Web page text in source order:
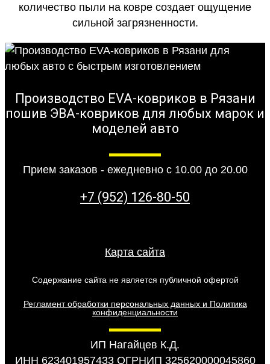
количество пыли на ковре создает ощущение
сильной загрязненности.
Производство EVA-ковриков в Рязани
пошив ЭВА-ковриков для любых марок и
моделей авто
Прием заказов - ежедневно с 10.00 до 20.00
+7 (952) 126-80-50
Карта сайта
Содержание сайта не является публичной офертой
Регламент обработки персональных данных и Политика
конфиденциальности
ИП Нагайцев К.Д.
ИНН 623401957433 ОГРНИП 325620000045860